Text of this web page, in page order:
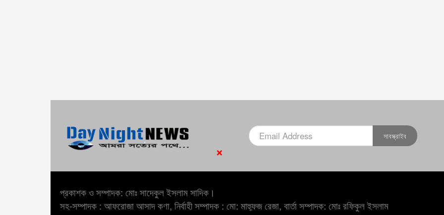
×
সাবস্ক্রাইব
প্রকাশক ও সম্পাদক: মোঃ সাদেকুল ইসলাম সাদিক।
সহ-সম্পাদক : আফরোজা আসাদ কণা, নির্বাহী সম্পাদক : মো: মাহ্ফুজ রেজা, বার্তা সম্পাদক: মোঃ রফিকুল ইসলাম